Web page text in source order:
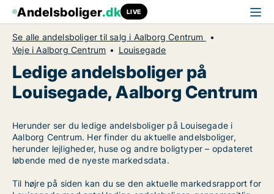
Andelsboliger.dk LIVE
Se alle andelsboliger til salg i Aalborg Centrum
Veje i Aalborg Centrum
Louisegade
Ledige andelsboliger på
Louisegade, Aalborg Centrum
Herunder ser du ledige andelsboliger på Louisegade i
Aalborg Centrum. Her finder du aktuelle andelsboliger,
herunder lejligheder, huse og andre boligtyper – opdateret
løbende med de nyeste markedsdata.
Til højre på siden kan du se den aktuelle markedsrapport for